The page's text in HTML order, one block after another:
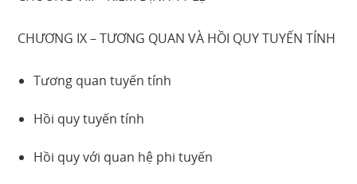
CHƯƠNG IX – TƯƠNG QUAN VÀ HỒI QUY TUYẾN TÍNH
Tương quan tuyến tính
Hồi quy tuyến tính
Hồi quy với quan hệ phi tuyến